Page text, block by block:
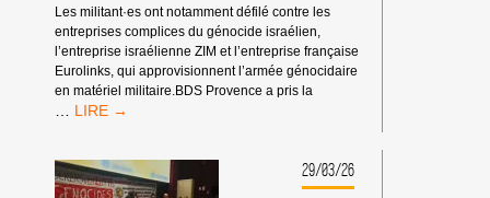
BDS
CONTRE
ELBIT
SYSTEMS
Les militant·es ont notamment défilé contre les
entreprises complices du génocide israélien,
l’entreprise israélienne ZIM et l’entreprise française
Eurolinks, qui approvisionnent l’armée génocidaire
en matériel militaire.BDS Provence a pris la
… RETOURS
MANIFESTATION
À
29/03/26